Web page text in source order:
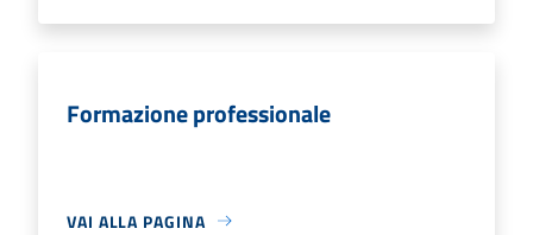
Formazione professionale
VAI ALLA PAGINA